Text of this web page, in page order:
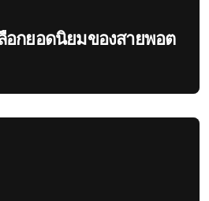
อกยอดนิยมของสายพอต